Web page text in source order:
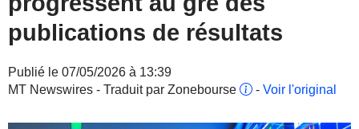
publications de résultats
Publié le 07/05/2026 à 13:39
MT Newswires - Traduit par Zonebourse
- Voir l'original